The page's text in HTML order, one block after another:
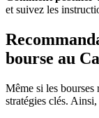
et suivez les
bourse au
Même si les bourses
stratégies clés.